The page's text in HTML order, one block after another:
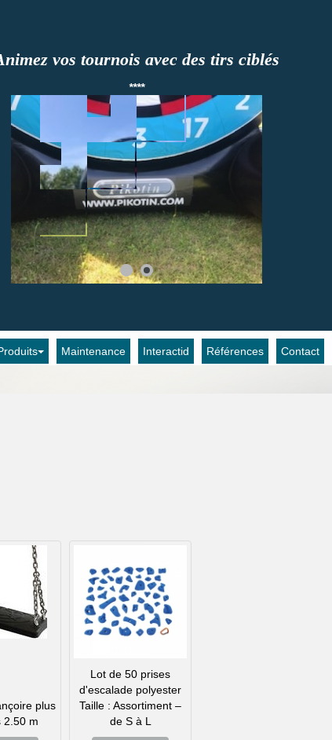
vos tournois avec des tirs ciblés
****
Maintenance Interactid Références Contact
plus
2.50 m
Lot de 50 prises
d'escalade polyester
Taille : Assortiment –
de S à L